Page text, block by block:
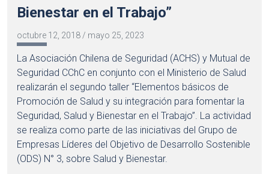
Bienestar en el Trabajo”
octubre 12, 2018 / mayo 25, 2023
La Asociación Chilena de Seguridad (ACHS) y Mutual de
Seguridad CChC en conjunto con el Ministerio de Salud
realizarán el segundo taller “Elementos básicos de
Promoción de Salud y su integración para fomentar la
Seguridad, Salud y Bienestar en el Trabajo”. La actividad
se realiza como parte de las iniciativas del Grupo de
Empresas Líderes del Objetivo de Desarrollo Sostenible
(ODS) N° 3, sobre Salud y Bienestar.